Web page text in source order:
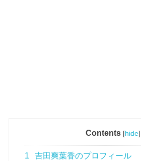
Contents [hide]
1 吉田爽葉香のプロフィール